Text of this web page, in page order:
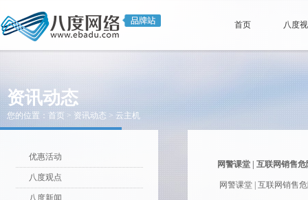
首页 八度
资讯动态
您的位置：首页 > 资讯动态 > 云主机
优惠活动
八度观点
八度新闻
网警课堂 | 互联网销售
网警课堂 | 互联网销售